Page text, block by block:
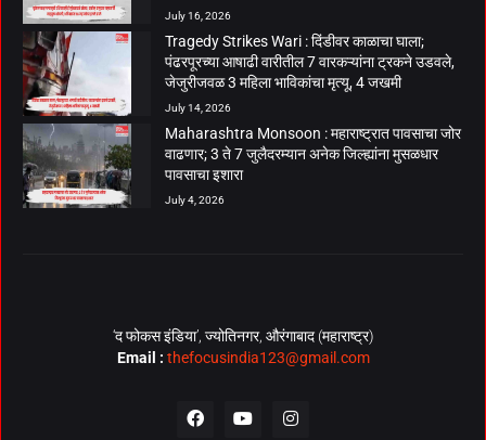
July 16, 2026
Tragedy Strikes Wari : दिंडीवर काळाचा घाला;
पंढरपूरच्या आषाढी वारीतील 7 वारकऱ्यांना ट्रकने उडवले,
जेजुरीजवळ 3 महिला भाविकांचा मृत्यू, 4 जखमी
July 14, 2026
Maharashtra Monsoon : महाराष्ट्रात पावसाचा जोर
वाढणार; 3 ते 7 जुलैदरम्यान अनेक जिल्ह्यांना मुसळधार
पावसाचा इशारा
July 4, 2026
‘द फोकस इंडिया’, ज्योतिनगर, औरंगाबाद (महाराष्ट्र)
Email : thefocusindia123@gmail.com